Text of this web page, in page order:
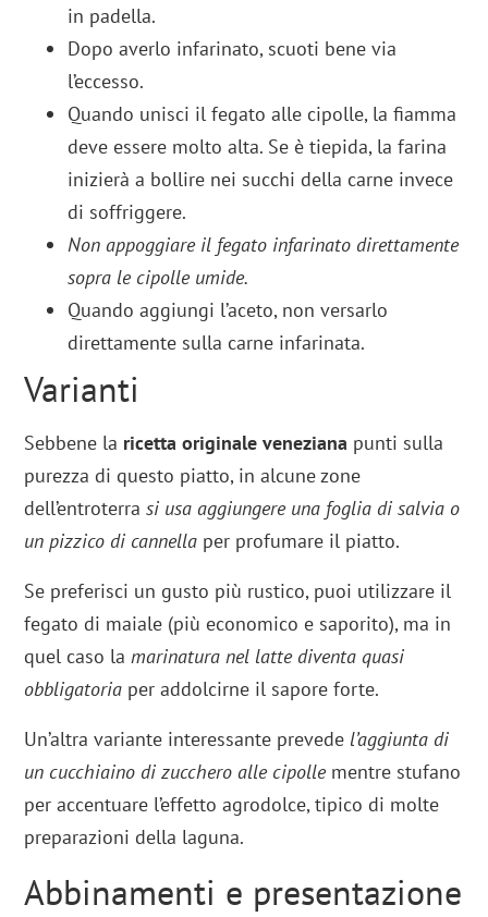
in padella.
Dopo averlo infarinato, scuoti bene via
l’eccesso.
Quando unisci il fegato alle cipolle, la fiamma
deve essere molto alta. Se è tiepida, la farina
inizierà a bollire nei succhi della carne invece
di soffriggere.
Non appoggiare il fegato infarinato direttamente
sopra le cipolle umide.
Quando aggiungi l’aceto, non versarlo
direttamente sulla carne infarinata.
Varianti
Sebbene la ricetta originale veneziana punti sulla
purezza di questo piatto, in alcune zone
dell’entroterrasi usa aggiungere una foglia di salvia o
un pizzico di cannella per profumare il piatto.
Se preferisci un gusto più rustico, puoi utilizzare il
fegato di maiale (più economico e saporito), ma in
quel caso lamarinatura nel latte diventa quasi
obbligatoria per addolcirne il sapore forte.
Un’altra variante interessante prevede l’aggiunta di
un cucchiaino di zucchero alle cipolle mentre stufano
per accentuare l’effetto agrodolce, tipico di molte
preparazioni della laguna.
Abbinamenti e presentazione